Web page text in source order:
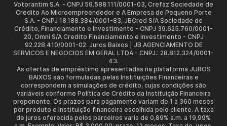
Votorantim S.A. - CNPJ 59.588.111/0001-03, Crefaz Sociedade de
Credito Ao Microempreendedor e A Empresa de Pequeno Porte
S.A. - CNPJ 18.188.384/0001-83, JBCred S/A Sociedade de
Crédito, Financiamento e Investimento - CNPJ 39.625.760/0001-
20, Omni S/A Credito Financiamento e Investimento - CNPJ
92.228.410/0001-02. Juros Baixos | JB AGENCIAMENTO DE
SERVICOS E NEGOCIOS EM GERAL LTDA - CNPJ.: 28.812.324/0001-
43.
As ofertas de empréstimo apresentadas na plataforma JUROS
BAIXOS são formuladas pelas Instituições Financeiras e
correspondem a simulações de crédito, cujas condições são
variáveis conforme Política de Crédito da Instituição Financeira
proponente. Os prazos para pagamento variam de 1 a 360 meses
por produto e Instituição financeira escolhida pelo cliente. A taxa
de juros oferecida pelos parceiros varia de 0,89% a.m. a 19,99%